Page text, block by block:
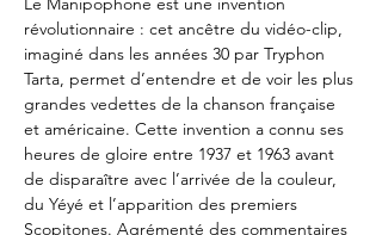
révolutionnaire : cet ancêtre du vidéo-clip,
imaginé dans les années 30 par Tryphon
Tarta, permet d’entendre et de voir les plus
grandes vedettes de la chanson française
et américaine. Cette invention a connu ses
heures de gloire entre 1937 et 1963 avant
de disparaître avec l’arrivée de la couleur,
du Yéyé et l’apparition des premiers
Scopitones. Agrémenté des commentaires